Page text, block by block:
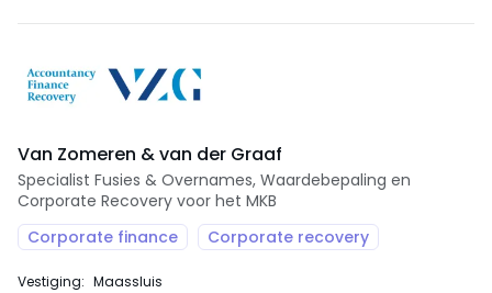
Van Zomeren & van der Graaf
Specialist Fusies & Overnames, Waardebepaling en
Corporate Recovery voor het MKB
Corporate finance
Corporate recovery
Vestiging: Maassluis